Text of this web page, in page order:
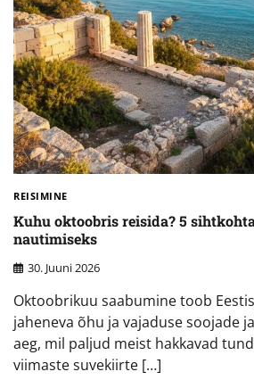
REISIMINE
Kuhu oktoobris reisida? 5
nautimiseks
30. Juuni 2026
Oktoobrikuu saabumine toob
jaheneva õhu ja vajaduse soojade
aeg, mil paljud meist hakkavad
viimaste suvekiirte […]